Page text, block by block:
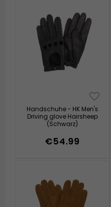
Handschuhe - HK Men's
Driving glove Hairsheep
(Schwarz)
€54.99